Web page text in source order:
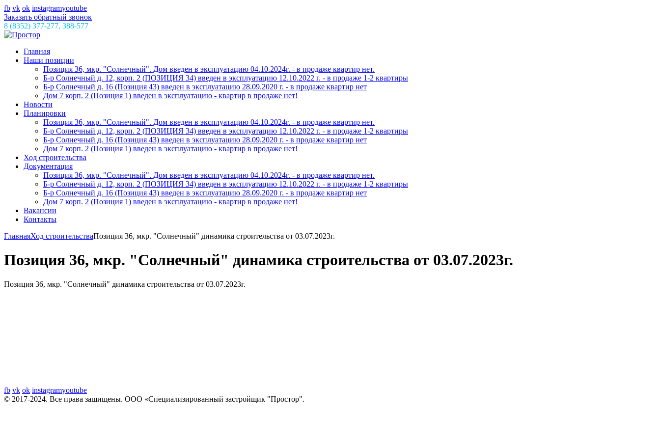
fb vk ok instagramyoutube
Заказать обратный звонок
8 (8352) 377-277, 388-577
Главная
Наши позиции
Позиция 36, мкр. "Солнечный". Дом введен в эксплуатацию 04.10.2024г. - в продаже квартир нет.
Б-р Солнечный д. 12, корп. 2 (ПОЗИЦИЯ 34) введен в эксплуатацию 12.10.2022 г. - в продаже 1-2 квартиры
Б-р Солнечный д. 16 (Позиция 43) введен в эксплуатацию 28.09.2020 г. - в продаже квартир нет
Дом 7 корп. 2 (Позиция 1) введен в эксплуатацию - квартир в продаже нет!
Новости
Планировки
Позиция 36, мкр. "Солнечный". Дом введен в эксплуатацию 04.10.2024г. - в продаже квартир нет.
Б-р Солнечный д. 12, корп. 2 (ПОЗИЦИЯ 34) введен в эксплуатацию 12.10.2022 г. - в продаже 1-2 квартиры
Б-р Солнечный д. 16 (Позиция 43) введен в эксплуатацию 28.09.2020 г. - в продаже квартир нет
Дом 7 корп. 2 (Позиция 1) введен в эксплуатацию - квартир в продаже нет!
Ход строительства
Документация
Позиция 36, мкр. "Солнечный". Дом введен в эксплуатацию 04.10.2024г. - в продаже квартир нет.
Б-р Солнечный д. 12, корп. 2 (ПОЗИЦИЯ 34) введен в эксплуатацию 12.10.2022 г. - в продаже 1-2 квартиры
Б-р Солнечный д. 16 (Позиция 43) введен в эксплуатацию 28.09.2020 г. - в продаже квартир нет
Дом 7 корп. 2 (Позиция 1) введен в эксплуатацию - квартир в продаже нет!
Вакансии
Контакты
ГлавнаяХод строительстваПозиция 36, мкр. "Солнечный" динамика строительства от 03.07.2023г.
Позиция 36, мкр. "Солнечный" динамика строительства от 03.07.2023г.
Позиция 36, мкр. "Солнечный" динамика строительства от 03.07.2023г.
fb vk ok instagramyoutube
© 2017-2024. Все права защищены. ООО «Специализированный застройщик "Простор".